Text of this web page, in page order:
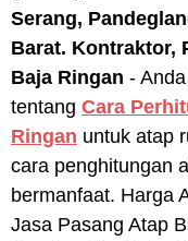
Serang,
Barat. Kontraktor,
Baja Ringan -
tentang Cara
Ringan untuk atap
cara penghitungan
bermanfaat. Harga
Jasa Pasang Atap